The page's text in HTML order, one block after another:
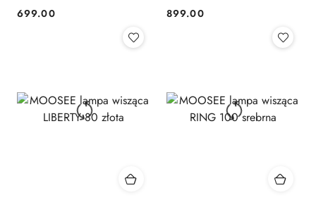
Cena:
699.00 Cena:
899.00